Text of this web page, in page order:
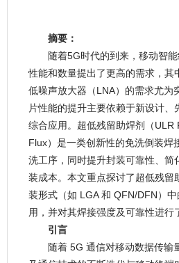
摘要：
随着5G时代的到来，移动智
性能和数量提出了更高的需求，其
低噪声放大器（LNA）的需求尤为
片性能的提升主要依赖于新设计、
综合应用。超低残留助焊剂（
Flux）是一类创新性的免洗倒装焊
洗工序，同时提升封装可靠性、简
装成本。本文重点探讨了超低残留
装形式（如 LGA 和 QFN/DFN）
用，并对其焊接强度及可靠性进行
引言
随着 5G 通信对移动数据传输